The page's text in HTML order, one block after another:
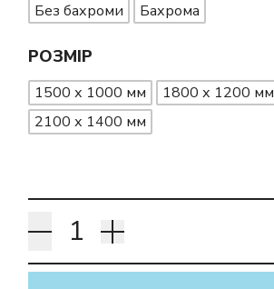
Без бахроми Бахрома
РОЗМІР
1500 х 1000 мм
1800 х 1200 мм
2100 х 1400 мм